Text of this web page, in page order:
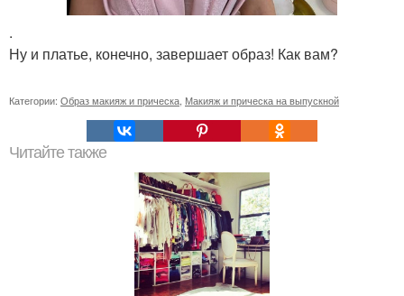
.
Ну и платье, конечно, завершает образ! Как вам?
Категории: Образ макияж и прическа Макияж и прическа на выпускной
Читайте также